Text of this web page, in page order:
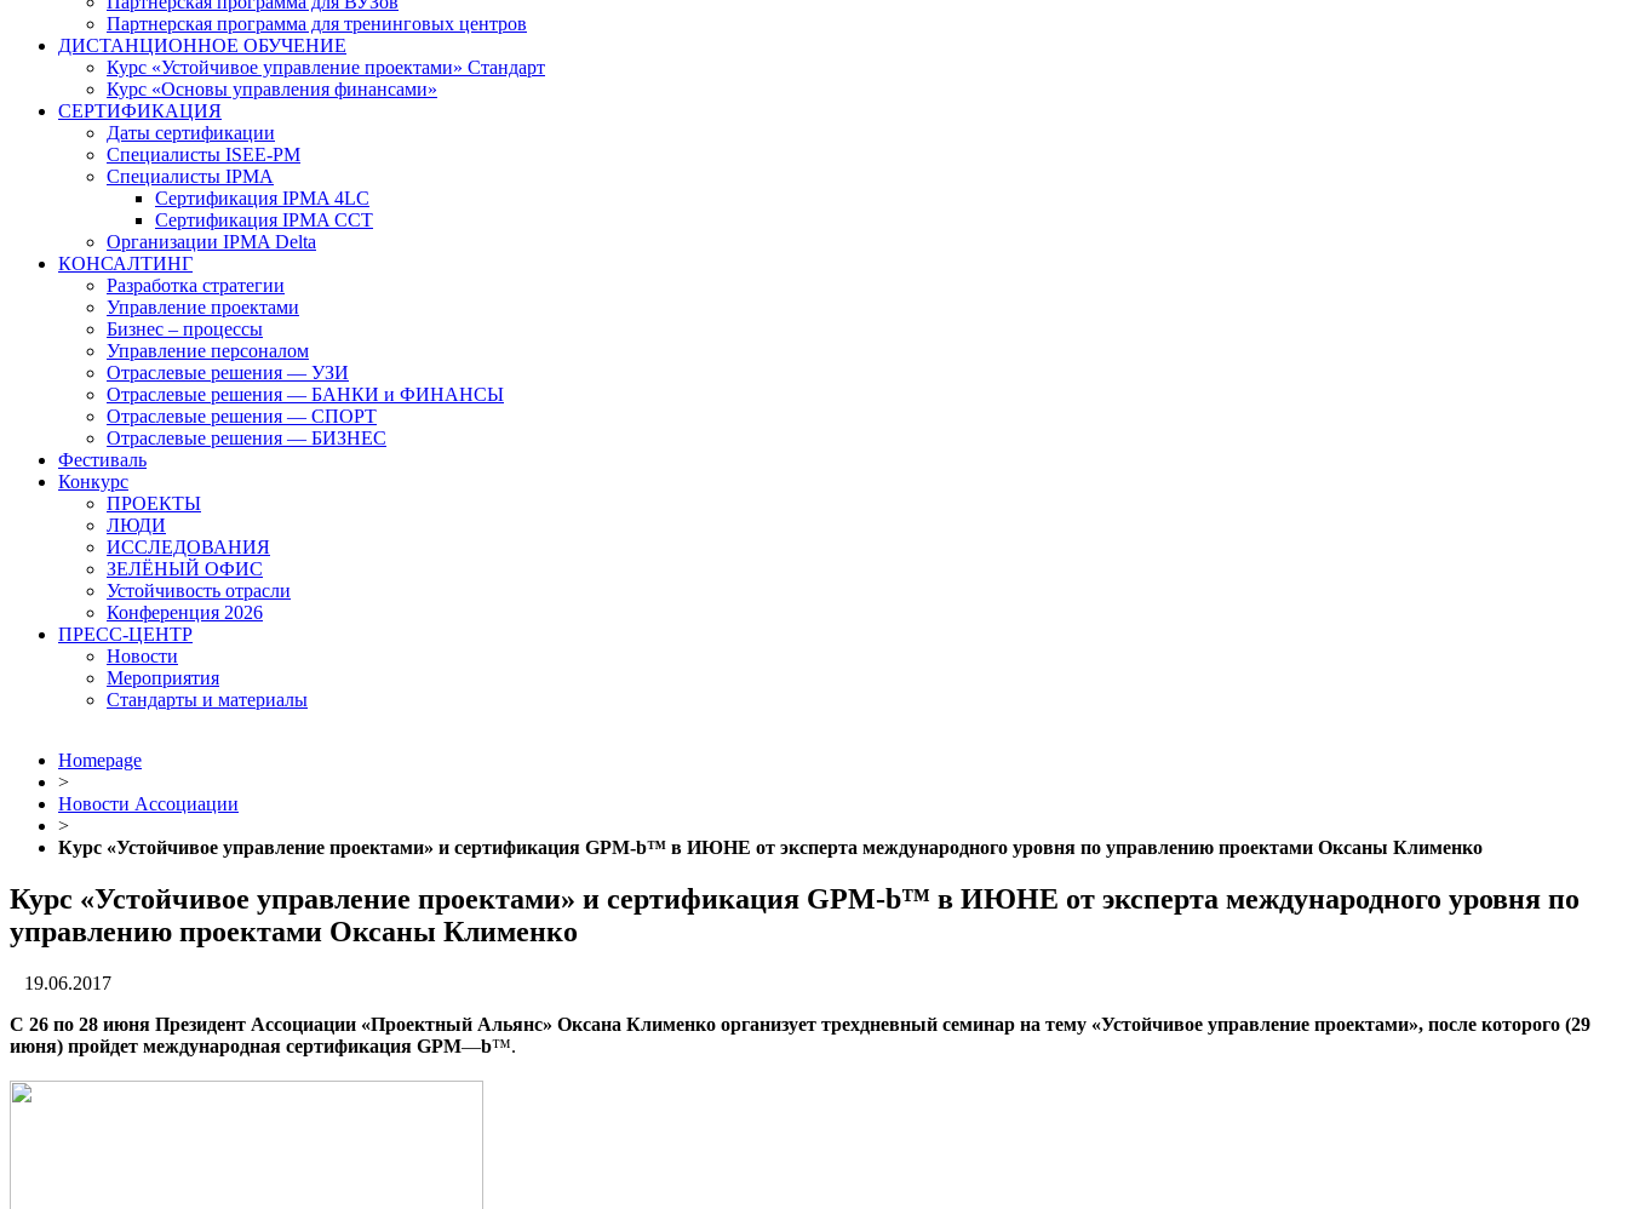
Партнерская программа для тренинговых центров
ДИСТАНЦИОННОЕ ОБУЧЕНИЕ
Курс «Устойчивое управление проектами» Стандарт
Курс «Основы управления финансами»
СЕРТИФИКАЦИЯ
Даты сертификации
Специалисты ISEE-PM
Специалисты IPMA
Сертификация IPMA 4LC
Сертификация IPMA CCT
Организации IPMA Delta
КОНСАЛТИНГ
Разработка стратегии
Управление проектами
Бизнес – процессы
Управление персоналом
Отраслевые решения — УЗИ
Отраслевые решения — БАНКИ и ФИНАНСЫ
Отраслевые решения — СПОРТ
Отраслевые решения — БИЗНЕС
Фестиваль
Конкурс
ПРОЕКТЫ
ЛЮДИ
ИССЛЕДОВАНИЯ
ЗЕЛЁНЫЙ ОФИС
Устойчивость отрасли
Конференция 2026
ПРЕСС-ЦЕНТР
Новости
Мероприятия
Стандарты и материалы
Homepage
>
Новости Ассоциации
>
Курс «Устойчивое управление проектами» и сертификация GPM-b™ в ИЮНЕ от эксперта международного уровня по управлению проектами Оксаны Клименко
Курс «Устойчивое управление проектами» и сертификация GPM-b™ в ИЮНЕ от эксперта международного уровня по
управлению проектами Оксаны Клименко
19.06.2017
С 26 по 28 июня Президент Ассоциации «Проектный Альянс» Оксана Клименко организует трехдневный семинар на тему «Устойчивое управление проектами», после которого (29
июня) пройдет международная сертификация GPM—b™.